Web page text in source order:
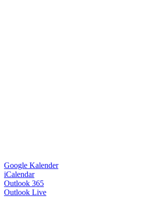
Google Kalender
iCalendar
Outlook 365
Outlook Live